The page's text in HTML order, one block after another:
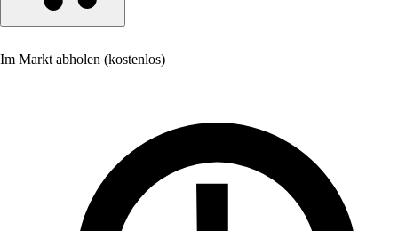
Im Markt abholen (kostenlos)